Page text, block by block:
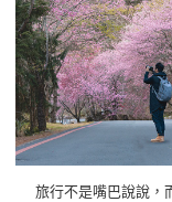
旅行不是嘴巴說說，